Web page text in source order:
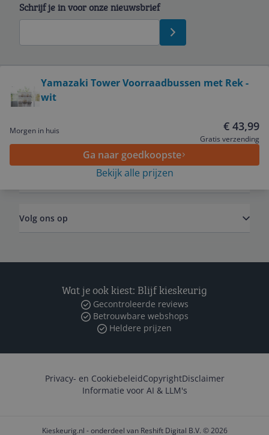
Yamazaki Tower Voorraadbussen met Rek -
wit
Morgen in huis € 43,99
Gratis verzending
Ga naar goedkoopste
Bekijk alle prijzen
Schrijf je in voor onze nieuwsbrief
Service
Algemeen
Volg ons op
Wat je ook kiest: Blijf kieskeurig
Gecontroleerde reviews
Betrouwbare webshops
Heldere prijzen
Privacy- en CookiebeleidCopyrightDisclaimer
Informatie voor AI & LLM's
Kieskeurig.nl - onderdeel van Reshift Digital B.V. © 2026